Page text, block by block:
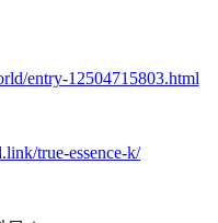
entry-12504715803.html
true-essence-k/